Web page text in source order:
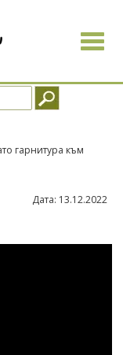
Toggle
гарнитура към
Дата: 13.12.2022